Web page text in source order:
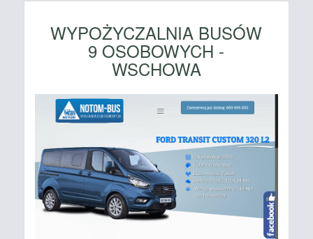
WYPOŻYCZALNIA BUSÓW
9 OSOBOWYCH -
WSCHOWA